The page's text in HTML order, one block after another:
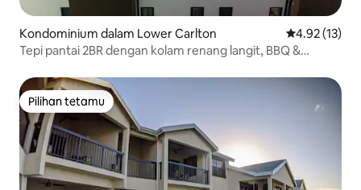
Kondominium dalam Lower Carlton Penarafan
4.92 (13)
Tepi pantai 2BR dengan kolam renang langit, BBQ &
Pilihan tetamu
Pilihan tetamu